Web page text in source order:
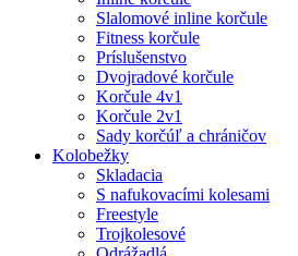
Slalomové inline korčule
Fitness korčule
Príslušenstvo
Dvojradové korčule
Korčule 4v1
Korčule 2v1
Sady korčúľ a chráničov
Kolobežky
Skladacia
S nafukovacími kolesami
Freestyle
Trojkolesové